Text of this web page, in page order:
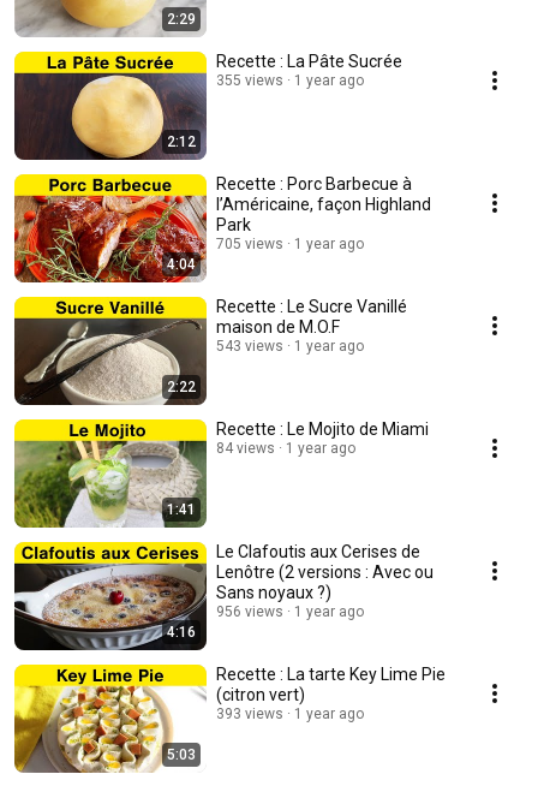
2:29
2:12
Recette : La Pâte Sucrée
355 views 1 year ago
4:04
Recette : Porc Barbecue à
l’Américaine, façon Highland
Park
705 views 1 year ago
2:22
Recette : Le Sucre Vanillé
maison de M.O.F
543 views 1 year ago
1:41
Recette : Le Mojito de Miami
84 views 1 year ago
4:16
Le Clafoutis aux Cerises de
Lenôtre (2 versions : Avec ou
Sans noyaux ?)
956 views 1 year ago
5:03
Recette : La tarte Key Lime Pie
(citron vert)
393 views 1 year ago